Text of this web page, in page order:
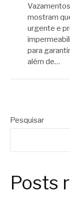
mostram
urgente e
para
além de…
Pesquisar
Posts